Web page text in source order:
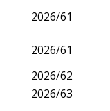
2026/61
2026/61
2026/62
2026/63